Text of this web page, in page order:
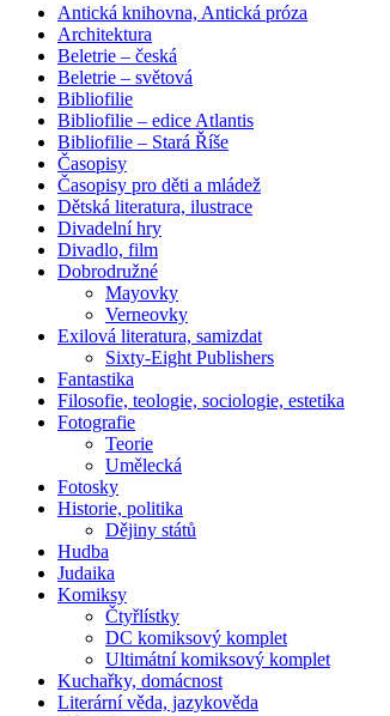
Antická knihovna, Antická próza
Architektura
Beletrie – česká
Beletrie – světová
Bibliofilie
Bibliofilie – edice Atlantis
Bibliofilie – Stará Říše
Časopisy
Časopisy pro děti a mládež
Dětská literatura, ilustrace
Divadelní hry
Divadlo, film
Dobrodružné
Mayovky
Verneovky
Exilová literatura, samizdat
Sixty-Eight Publishers
Fantastika
Filosofie, teologie, sociologie, estetika
Fotografie
Teorie
Umělecká
Fotosky
Historie, politika
Dějiny států
Hudba
Judaika
Komiksy
Čtyřlístky
DC komiksový komplet
Ultimátní komiksový komplet
Kuchařky, domácnost
Literární věda, jazykověda